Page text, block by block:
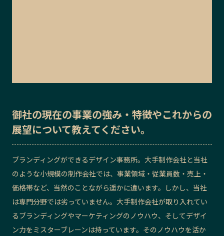
御社の現在の事業の強み・特徴やこれからの
展望について教えてください。
ブランディングができるデザイン事務所。大手制作会社と当社
のような小規模の制作会社では、事業領域・従業員数・売上・
価格帯など、当然のことながら遥かに違います。しかし、当社
は専門分野では劣っていません。大手制作会社が取り入れてい
るブランディングやマーケティングのノウハウ、そしてデザイ
ン力をミスターブレーンは持っています。そのノウハウを活か